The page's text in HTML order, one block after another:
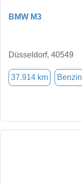
BMW M3
Düsseldorf, 40549
37.914 km Benzin